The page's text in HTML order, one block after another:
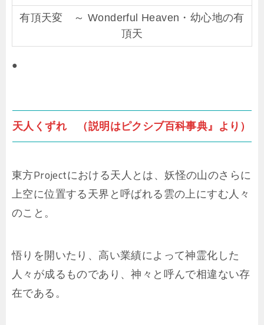
有頂天変 ～ Wonderful Heaven・幼心地の有
頂天
●
天人くずれ （説明はピクシブ百科事典』より）
東方Projectにおける天人とは、妖怪の山のさらに
上空に位置する天界と呼ばれる雲の上にすむ人々
のこと。
悟りを開いたり、高い業績によって神霊化した
人々が成るものであり、神々と呼んで相違ない存
在である。